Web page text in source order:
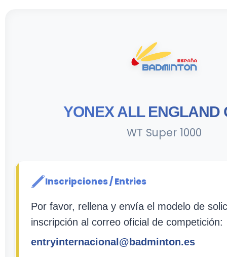
YONEX ALL ENGLAND
WT Super 1000
Inscripciones / Entries
Por favor, rellena y envía el modelo de
inscripción al correo oficial de competición:
entryinternacional@badminton.es